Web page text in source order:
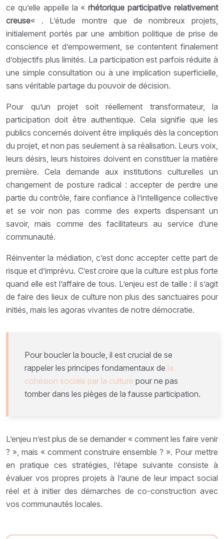
ce qu’elle appelle la «rhétorique participative relativement
creuse« . L’étude montre que de nombreux projets,
initialement portés par une ambition politique de prise de
conscience et d’empowerment, se contentent finalement
d’objectifs plus limités. La participation est parfois réduite à
une simple consultation ou à une implication superficielle,
sans véritable partage du pouvoir de décision.
Pour qu’un projet soit réellement transformateur, la
participation doit être authentique. Cela signifie que les
publics concernés doivent être impliqués dès la conception
du projet, et non pas seulement à sa réalisation. Leurs voix,
leurs désirs, leurs histoires doivent en constituer la matière
première. Cela demande aux institutions culturelles un
changement de posture radical : accepter de perdre une
partie du contrôle, faire confiance à l’intelligence collective
et se voir non pas comme des experts dispensant un
savoir, mais comme des facilitateurs au service d’une
communauté.
Réinventer la médiation, c’est donc accepter cette part de
risque et d’imprévu. C’est croire que la culture est plus forte
quand elle est l’affaire de tous. L’enjeu est de taille : il s’agit
de faire des lieux de culture non plus des sanctuaires pour
initiés, mais les agoras vivantes de notre démocratie.
Pour boucler la boucle, il est crucial de se
rappeler les principes fondamentaux de la
cohésion sociale par la culture pour ne pas
tomber dans les pièges de la fausse participation.
L’enjeu n’est plus de se demander « comment les faire venir
? », mais « comment construire ensemble ? ». Pour mettre
en pratique ces stratégies, l’étape suivante consiste à
évaluer vos propres projets à l’aune de leur impact social
réel et à initier des démarches de co-construction avec
vos communautés locales.